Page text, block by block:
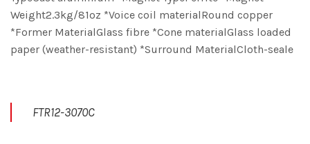
Weight2.3kg/81oz *Voice coil materialRound copper
*Former MaterialGlass fibre *Cone materialGlass loaded
paper (weather-resistant) *Surround MaterialCloth-seale
FTR12-3070C